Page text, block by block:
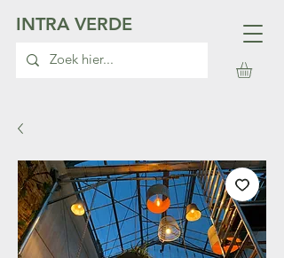
INTRA VERDE